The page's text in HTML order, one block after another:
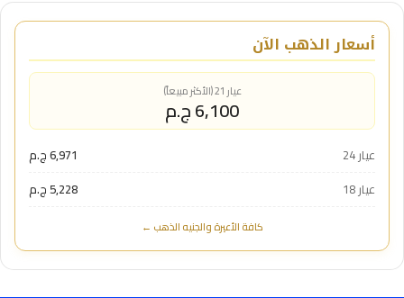
أسعار الذهب الآن
عيار 21 (الأكثر مبيعاً)
6,100 ج.م
عيار 24
6,971 ج.م
عيار 18
5,228 ج.م
كافة الأعيرة والجنيه الذهب ←